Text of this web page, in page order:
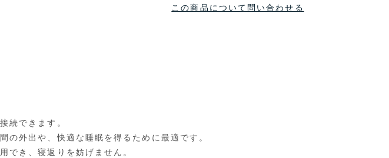
この商品について問い合わせる
続できます。
の外出や、快適な睡眠を得るために最適です。
でき、寝返りを妨げません。